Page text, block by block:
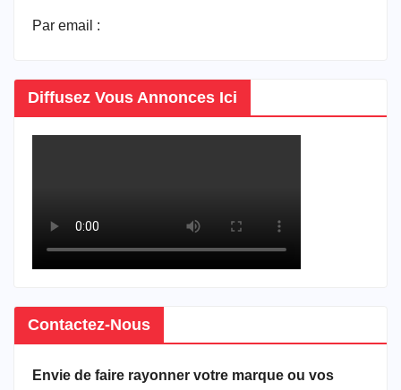
Par email :
Diffusez Vous Annonces Ici
Contactez-Nous
Envie de faire rayonner votre marque ou vos